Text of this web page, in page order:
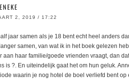
2, 2019 / 17:22
jaar samen als je 18 bent echt heel anders
samen, van wat ik in het boek gelezen
aan haar familie/goede vrienden vraagt, dan
is ?. En uiteindelijk gaat het om hun geluk.
waarin je nog hotel de boel verliefd bent op